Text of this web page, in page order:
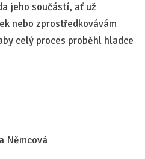
jeho součástí, ať už
nebo zprostředkovávám
celý proces proběhl hladce
Němcová